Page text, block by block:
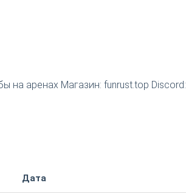
на аренах Магазин: funrust.top Discord:
Дата